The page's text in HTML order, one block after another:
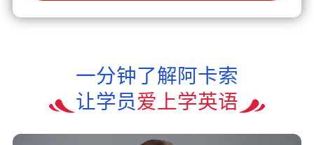
一分钟了解阿卡索
让学员爱上学英语